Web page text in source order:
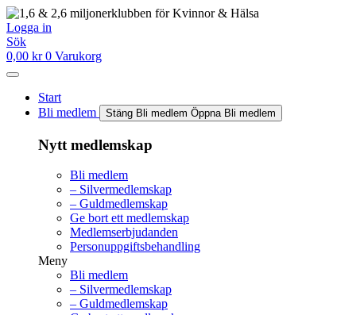
Hoppa
till
innehåll
Logga in
Sök
0,00 kr 0 Varukorg
Start
Bli medlem
Stäng Bli medlem Öppna Bli medlem
Nytt medlemskap
Bli medlem
– Silvermedlemskap
– Guldmedlemskap
Ge bort ett medlemskap
Medlemserbjudanden
Personuppgiftsbehandling
Meny
Bli medlem
– Silvermedlemskap
– Guldmedlemskap